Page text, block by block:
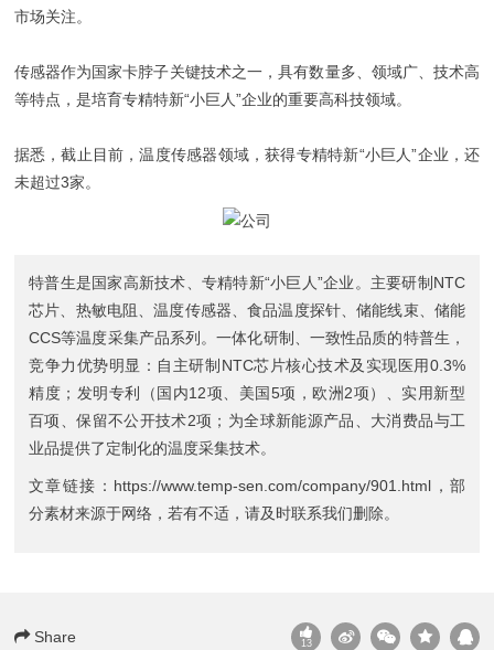
市场关注。
传感器作为国家卡脖子关键技术之一，具有数量多、领域广、技术高
等特点，是培育专精特新“小巨人”企业的重要高科技领域。
据悉，截止目前，温度传感器领域，获得专精特新“小巨人”企业，还
未超过3家。
特普生是国家高新技术、专精特新“小巨人”企业。主要研制 NTC
芯片、 热敏电阻、温度传感器、食品温度探针、储能线束、 储能
CCS等温度采集产品系列。一体化研制、一致性品质的特普生，
竞争力优势明显：自主研制NTC芯片核心技术及实现医用0.3%
精度；发明专利（国内12项、美国5项，欧洲2项）、实用新型
百项、保留不公开技术2项；为全球新能源产品、大消费品与工
业品提供了定制化的温度采集技术。
文章链接： https://www.temp-sen.com/company/901.html ，部
分素材来源于网络，若有不适，请及时联系我们删除。
Share 13